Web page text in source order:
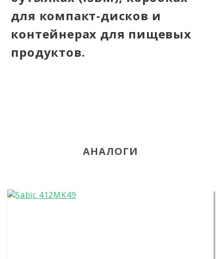
для компакт-дисков и
контейнерах для пищевых
продуктов.
АНАЛОГИ